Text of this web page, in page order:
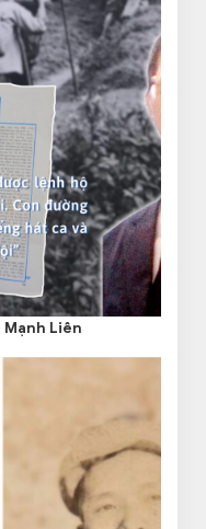
Mạnh Liên